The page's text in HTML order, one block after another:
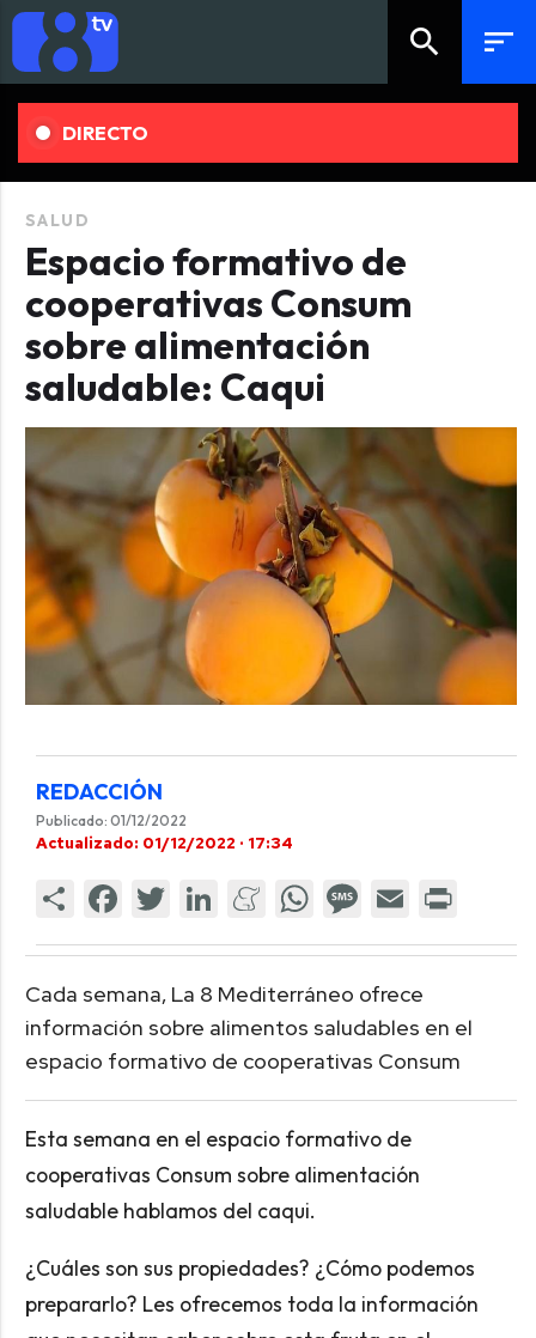
search sort
DIRECTO
SALUD
Espacio formativo de
cooperativas Consum
sobre alimentación
saludable: Caqui
REDACCIÓN
Publicado: 01/12/2022
Actualizado: 01/12/2022 · 17:34
Cada semana, La 8 Mediterráneo ofrece
información sobre alimentos saludables en el
espacio formativo de cooperativas Consum
Esta semana en el espacio formativo de
cooperativas Consum sobre alimentación
saludable hablamos del caqui.
¿Cuáles son sus propiedades? ¿Cómo podemos
prepararlo? Les ofrecemos toda la información